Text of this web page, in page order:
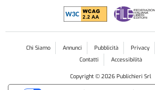
Chi Siamo Annunci Pubblicità Privacy
Contatti
Accessibilità
Copyright © 2026 Publichieri Srl